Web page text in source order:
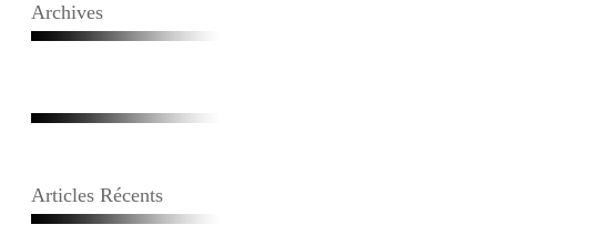
Archives
Articles Récents